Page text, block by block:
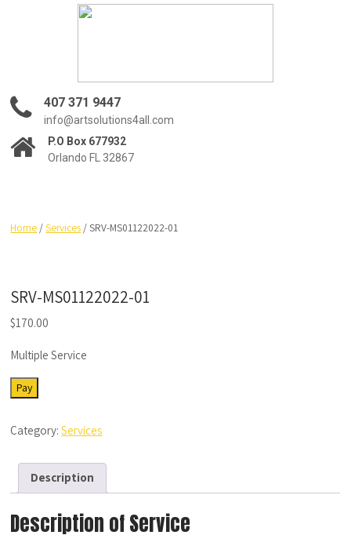
407 371 9447
info@artsolutions4all.com
P.O Box 677932
Orlando FL 32867
Home /Services / SRV-MS01122022-01
SRV-MS01122022-01
$170.00
Multiple Service
SRV-
MS01122022-
quantity
Pay
Category:Services
Description
Description of Service